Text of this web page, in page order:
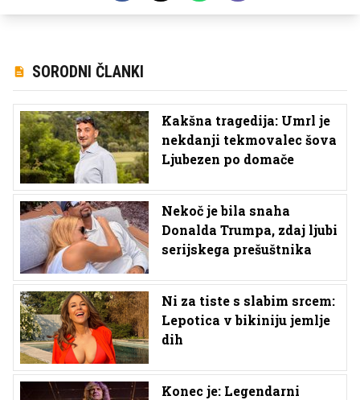
SORODNI ČLANKI
Kakšna tragedija: Umrl je
nekdanji tekmovalec šova
Ljubezen po domače
Nekoč je bila snaha
Donalda Trumpa, zdaj ljubi
serijskega prešuštnika
Ni za tiste s slabim srcem:
Lepotica v bikiniju jemlje
dih
Konec je: Legendarni